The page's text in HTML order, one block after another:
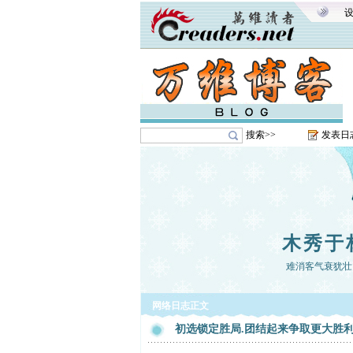
搜索>> 发表日
木秀于
难消客气衰犹
网络日志正文
初选锁定胜局.团结起来争取更大胜